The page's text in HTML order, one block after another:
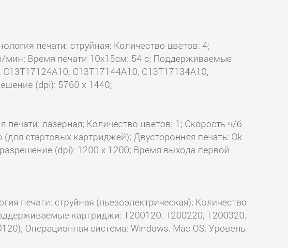
печати: струйная; Количество цветов: 4;
мин; Время печати 10x15см: 54 с; Поддерживаемые
C13T17144A10, C13T17134A10,
(dpi): 5760 x 1440;
лазерная; Количество цветов: 1; Скорость ч/б
стартовыx картриджей); Двусторонняя печать: Ok
(dpi): 1200 x 1200; Время выхода первой
печати: струйная (пьезоэлектрическая); Количество
картриджи: T200120, T200220, T200320,
Операционная система: Windows, Mac OS; Уровень